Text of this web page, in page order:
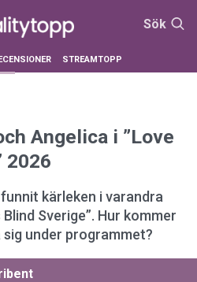
Sök
STREAMTOPP
Angelica i ”Love
2026
kärleken i varandra
Sverige”. Hur kommer
under programmet?